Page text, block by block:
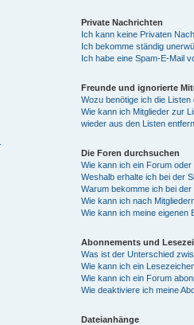
Private Nachrichten
Ich kann keine Privaten
Ich bekomme ständig
Ich habe eine Spam-E-Mail
Freunde und ignorierte
Wozu benötige ich die
Wie kann ich Mitglieder zur
wieder aus den Listen
Die Foren durchsuchen
Wie kann ich ein Forum
Weshalb erhalte ich bei der
Warum bekomme ich bei
Wie kann ich nach
Wie kann ich meine eigenen
Abonnements und
Was ist der Unterschied
Wie kann ich ein
Wie kann ich ein Forum
Wie deaktiviere ich meine
Dateianhänge